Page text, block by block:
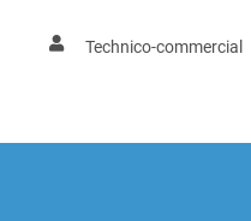
Technico-commercial